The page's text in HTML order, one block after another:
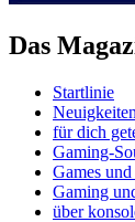
Das
Startlinie
Neuigkeiten
für dich
Gaming-
Games
Gaming
über